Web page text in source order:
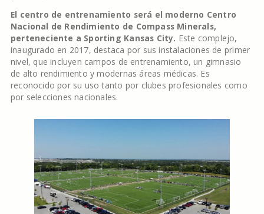
El centro de entrenamiento será el moderno Centro
Nacional de Rendimiento de Compass Minerals,
perteneciente a Sporting Kansas City. Este complejo,
inaugurado en 2017, destaca por sus instalaciones de primer
nivel, que incluyen campos de entrenamiento, un gimnasio
de alto rendimiento y modernas áreas médicas. Es
reconocido por su uso tanto por clubes profesionales como
por selecciones nacionales.